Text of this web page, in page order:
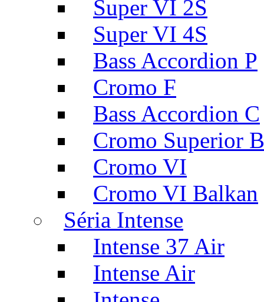
Super VI 2S
Super VI 4S
Bass Accordion P
Cromo F
Bass Accordion C
Cromo Superior
Cromo VI
Cromo VI Balkan
Séria Intense
Intense 37 Air
Intense Air